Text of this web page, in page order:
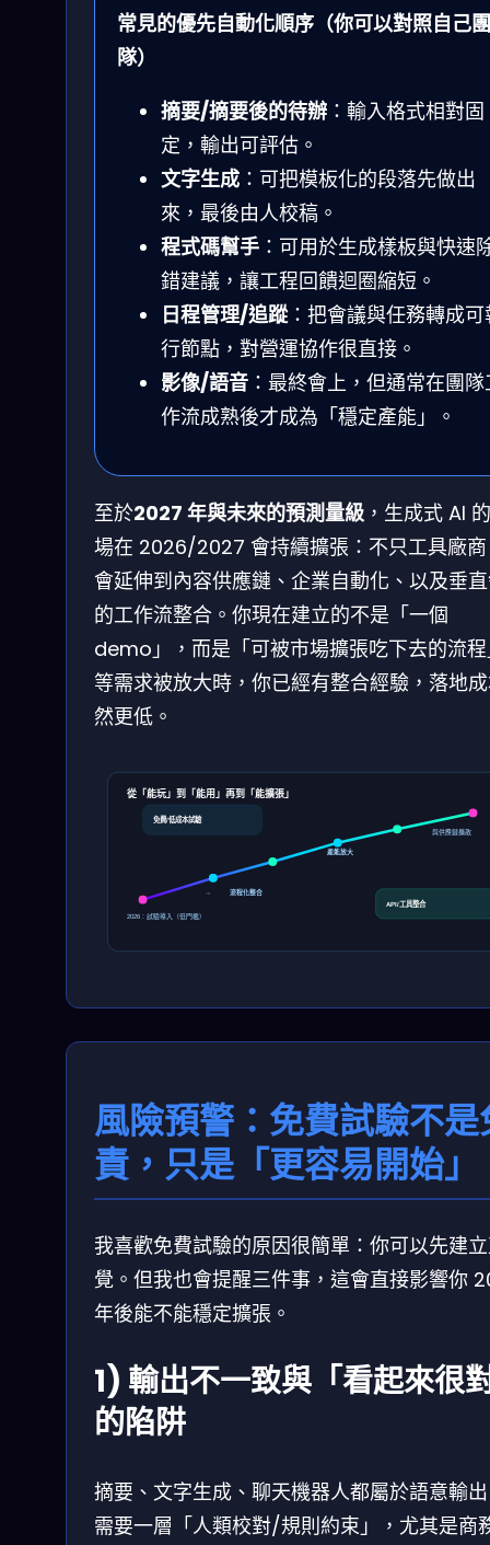
常見的優先自動化順序（你可以對照自己團
隊）
摘要/摘要後的待辦 ：輸入格式相對固
定，輸出可評估。
文字生成 ：可把模板化的段落先做出
來，最後由人校稿。
程式碼幫手 ：可用於生成樣板與快速
錯建議，讓工程回饋迴圈縮短。
日程管理/追蹤：把會議與任務轉成可
行節點，對營運協作很直接。
影像/語音 ：最終會上，但通常在團隊
作流成熟後才成為「穩定產能」。
至於2027 年與未來的預測量級 ，生成式 AI
場在 2026/2027 會持續擴張：不只工具廠
會延伸到內容供應鏈、企業自動化、以及垂
的工作流整合。你現在建立的不是「一個
demo」，而是「可被市場擴張吃下去的流
等需求被放大時，你已經有整合經驗，落地
然更低。
從「能玩」到「能用」再到「能擴張」
2026：試驗導入（低門檻）
→ 流程化整合
產能放大
與供應鏈擴散
免費/低成本試驗
API/工具整合
風險預警：免費試驗不是
責，只是「更容易開始」
我喜歡免費試驗的原因很簡單：你可以先建
覺。但我也會提醒三件事，這會直接影響你
年後能不能穩定擴張。
1) 輸出不一致與「看起來很
的陷阱
摘要、文字生成、聊天機器人都屬於語意輸
需要一層「人類校對/規則約束」，尤其是商